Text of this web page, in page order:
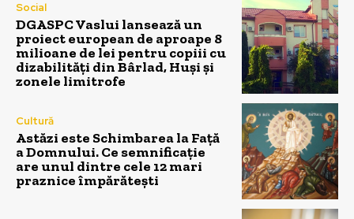
Social
DGASPC Vaslui lansează un
proiect european de aproape 8
milioane de lei pentru copiii cu
dizabilități din Bârlad, Huși și
zonele limitrofe
Cultură
Astăzi este Schimbarea la Față
a Domnului. Ce semnificație
are unul dintre cele 12 mari
praznice împărătești